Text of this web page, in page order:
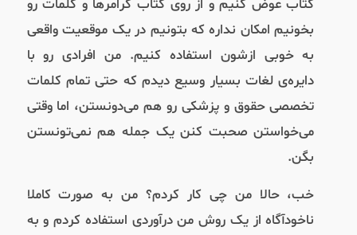
کتاب عوض کنیم و از روی کتاب گرامرها و کلمات رو
بخونیم امکان نداره که بتونیم در یک موقعیت واقعی
به خوبی ازشون استفاده کنیم. من افرادی رو با
دایره‌ی لغات بسیار وسیع دیدم که حتی تمام کلمات
تخصصی حقوق و پزشکی رو هم می‌دونستن، اما وقتی
می‌خواستن صحبت کنن یک جمله هم نمی‌تونستن
بگن.
خب، حالا من چی کار کردم؟ من به صورت کاملا
ناخودآگاه از یک روش من درآوردی استفاده کردم و به